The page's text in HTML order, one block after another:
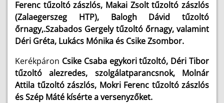
Ferenc tűzoltó zászlós, Makai Zsolt tűzoltó zászlós
(Zalaegerszeg HTP), Balogh Dávid tűzoltó
őrnagy,.Szabados Gergely tűzoltó őrnagy, valamint
Déri Gréta, Lukács Mónika és Csike Zsombor.
Kerékpáron Csike Csaba egykori tűzoltó, Déri Tibor
tűzoltó alezredes, szolgálatparancsnok, Molnár
Attila tűzoltó zászlós, Mokri Ferenc tűzoltó zászlós
és Szép Máté kísérte a versenyzőket.